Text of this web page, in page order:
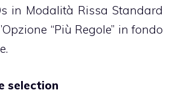
in Modalità Rissa Standard
“Più Regole” in fondo
selection